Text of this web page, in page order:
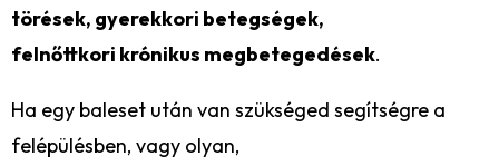
törések, gyerekkori betegségek,
felnőttkori krónikus megbetegedések.
Ha egy baleset után van szükséged segítségre a
felépülésben, vagy olyan,